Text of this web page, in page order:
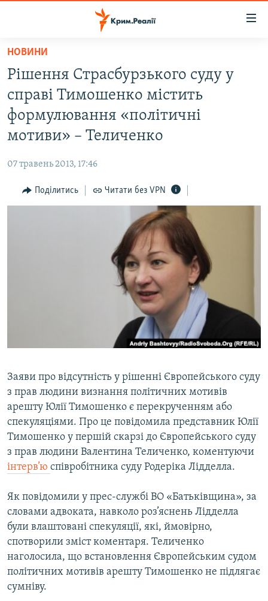
Перейти
основного
матеріалу
Перейти
до
основної
Перейти
пошуку
ВІДЕО ТА ФОТО
ПОГЛЯД
ІНТЕРВ'Ю
УКРАЇНСЬКА ПРОБЛЕМА КРИМУ
ЯК ОБІЙТИ БЛОКУВАННЯ
Усі сайти RFE/RL
НОВИНИ
Рішення Страсбурзького суду у
справі Тимошенко містить
формулювання «політичні
мотиви» – Теличенко
07 травень 2013, 17:46
Поділитись Читати без VPN
Заяви про відсутність у рішенні Європейського суду
з прав людини визнання політичних мотивів
арешту Юлії Тимошенко є перекрученням або
спекуляціями. Про це повідомила представник Юлії
Тимошенко у першій скарзі до Європейського суду
з прав людини Валентина Теличенко, коментуючи
інтерв’ю співробітника суду Родеріка Лідделла.
Як повідомили у прес-службі ВО «Батьківщина», за
словами адвоката, навколо роз’яснень Лідделла
були влаштовані спекуляції, які, ймовірно,
спотворили зміст коментаря. Теличенко
наголосила, що встановлення Європейським судом
політичних мотивів арешту Тимошенко не підлягає
сумніву.